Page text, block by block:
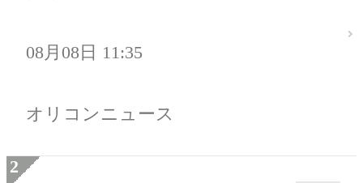
08月08日 11:35
オリコンニュース